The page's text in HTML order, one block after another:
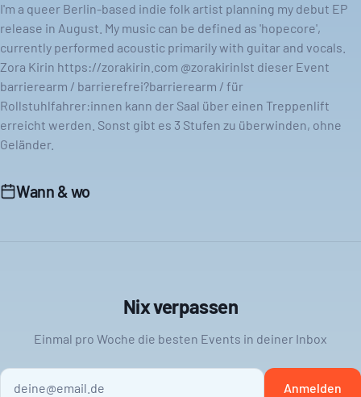
I'm a queer Berlin-based indie folk artist planning my debut EP
release in August. My music can be defined as 'hopecore',
currently performed acoustic primarily with guitar and vocals.
Zora Kirin https://zorakirin.com @zorakirinIst dieser Event
barrierearm / barrierefrei?barrierearm / für
Rollstuhlfahrer:innen kann der Saal über einen Treppenlift
erreicht werden. Sonst gibt es 3 Stufen zu überwinden, ohne
Geländer.
Wann & wo
Nix verpassen
Einmal pro Woche die besten Events in deiner Inbox
Anmelden